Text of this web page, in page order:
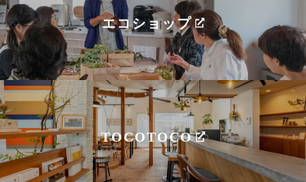
エコショップ
TOCOTOCO